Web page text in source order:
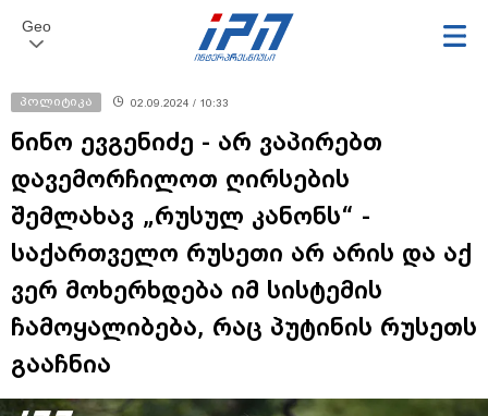
Geo
პოლიტიკა 02.09.2024 / 10:33
ნინო ევგენიძე - არ ვაპირებთ
დავემორჩილოთ ღირსების
შემლახავ „რუსულ კანონს“ -
საქართველო რუსეთი არ არის და აქ
ვერ მოხერხდება იმ სისტემის
ჩამოყალიბება, რაც პუტინის რუსეთს
გააჩნია